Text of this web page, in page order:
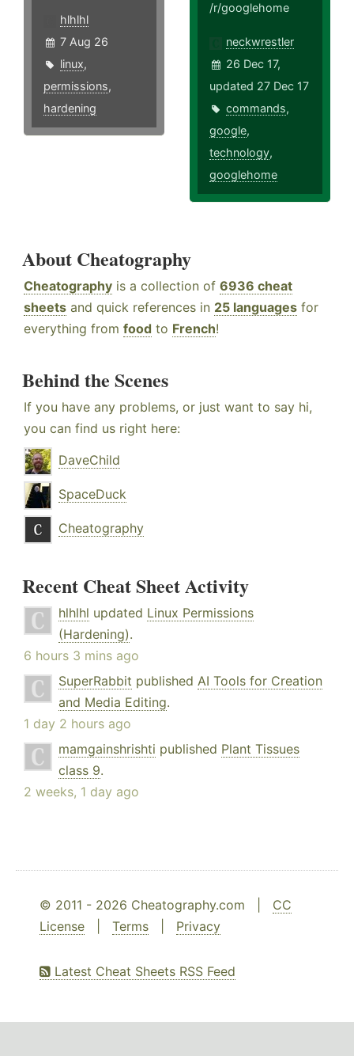
hlhlhl
7 Aug 26
linux,
permissions,
hardening
/r/googlehome
neckwrestler
26 Dec 17,
updated 27 Dec 17
commands,
google,
technology,
googlehome
About Cheatography
Cheatography is a collection of 6936 cheat
sheets and quick references in 25 languages for
everything from food to French!
Behind the Scenes
If you have any problems, or just want to say hi,
you can find us right here:
DaveChild
SpaceDuck
Cheatography
Recent Cheat Sheet Activity
hlhlhl updated Linux Permissions
(Hardening).
6 hours 3 mins ago
SuperRabbit published AI Tools for Creation
and Media Editing.
1 day 2 hours ago
mamgainshrishti published Plant Tissues
class 9.
2 weeks, 1 day ago
© 2011 - 2026 Cheatography.com | CC
License
Terms Privacy
Latest Cheat Sheets RSS Feed